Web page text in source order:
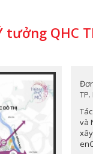
QHC
TP.
và